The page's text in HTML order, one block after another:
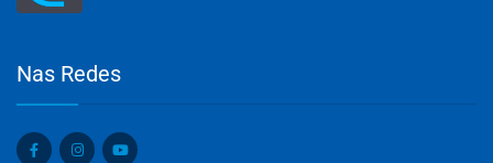
Nas Redes
Olá, insira seus dados para continuar.
Nome